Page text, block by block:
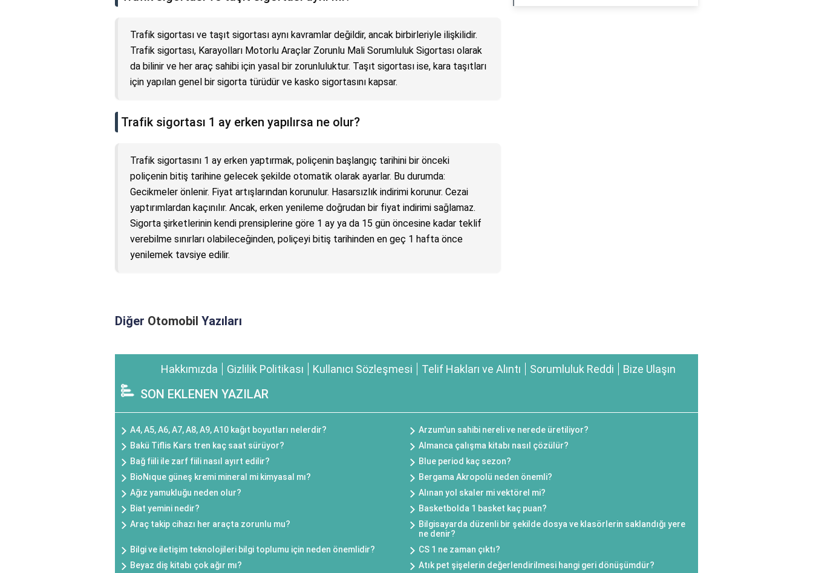
Trafik sigortası ve taşıt sigortası aynı kavramlar değildir, ancak birbirleriyle ilişkilidir.
Trafik sigortası, Karayolları Motorlu Araçlar Zorunlu Mali Sorumluluk Sigortası olarak
da bilinir ve her araç sahibi için yasal bir zorunluluktur. Taşıt sigortası ise, kara taşıtları
için yapılan genel bir sigorta türüdür ve kasko sigortasını kapsar.
Trafik sigortası 1 ay erken yapılırsa ne olur?
Trafik sigortasını 1 ay erken yaptırmak, poliçenin başlangıç tarihini bir önceki
poliçenin bitiş tarihine gelecek şekilde otomatik olarak ayarlar. Bu durumda:
Gecikmeler önlenir. Fiyat artışlarından korunulur. Hasarsızlık indirimi korunur. Cezai
yaptırımlardan kaçınılır. Ancak, erken yenileme doğrudan bir fiyat indirimi sağlamaz.
Sigorta şirketlerinin kendi prensiplerine göre 1 ay ya da 15 gün öncesine kadar teklif
verebilme sınırları olabileceğinden, poliçeyi bitiş tarihinden en geç 1 hafta önce
yenilemek tavsiye edilir.
Diğer Otomobil Yazıları
Hakkımızda Gizlilik Politikası Kullanıcı Sözleşmesi Telif Hakları ve Alıntı Sorumluluk Reddi Bize Ulaşın
SON EKLENEN YAZILAR
A4, A5, A6, A7, A8, A9, A10 kağıt boyutları nelerdir?
Arzum'un sahibi nereli ve nerede üretiliyor?
Bakü Tiflis Kars tren kaç saat sürüyor?
Almanca çalışma kitabı nasıl çözülür?
Bağ fiili ile zarf fiili nasıl ayırt edilir?
Blue period kaç sezon?
BioNıque güneş kremi mineral mi kimyasal mı?
Bergama Akropolü neden önemli?
Ağız yamukluğu neden olur?
Alınan yol skaler mi vektörel mi?
Biat yemini nedir?
Basketbolda 1 basket kaç puan?
Araç takip cihazı her araçta zorunlu mu?
Bilgisayarda düzenli bir şekilde dosya ve klasörlerin saklandığı yere
ne denir?
Bilgi ve iletişim teknolojileri bilgi toplumu için neden önemlidir?
CS 1 ne zaman çıktı?
Beyaz diş kitabı çok ağır mı?
Atık pet şişelerin değerlendirilmesi hangi geri dönüşümdür?